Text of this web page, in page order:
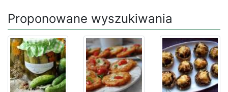
Proponowane wyszukiwania